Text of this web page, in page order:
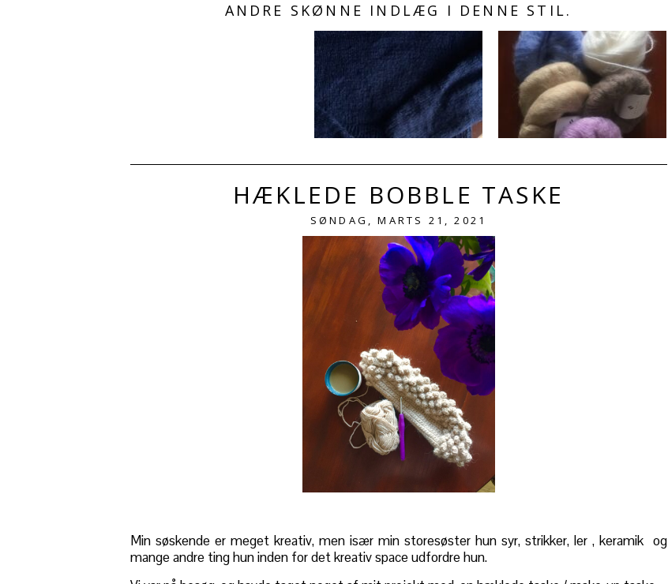
ANDRE SKØNNE INDLÆG I DENNE STIL.
HÆKLEDE BOBBLE TASKE
SØNDAG, MARTS 21, 2021
Min søskende er meget kreativ, men især min storesøster hun syr, strikker, ler , keramik og
mange andre ting hun inden for det kreativ space udfordre hun.